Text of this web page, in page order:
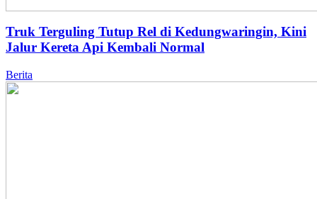
Truk Terguling Tutup Rel di Kedungwaringin, Kini
Jalur Kereta Api Kembali Normal
Berita